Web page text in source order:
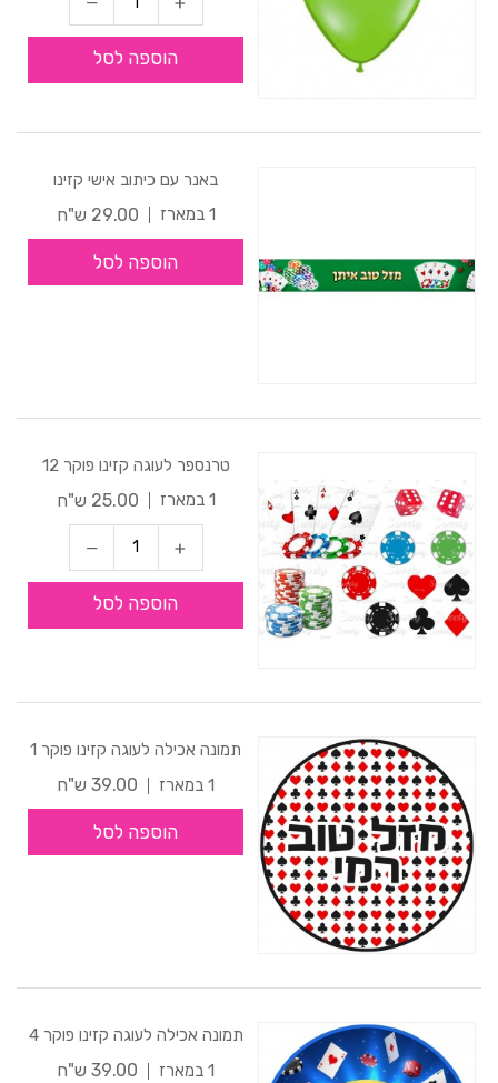
הוספה לסל
באנר עם כיתוב אישי קזינו
1 במארז
29.00 ש"ח
הוספה לסל
טרנספר לעוגה קזינו פוקר 12
1 במארז
25.00 ש"ח
הוספה לסל
תמונה אכילה לעוגה קזינו פוקר 1
1 במארז
39.00 ש"ח
הוספה לסל
תמונה אכילה לעוגה קזינו פוקר 4
1 במארז
39.00 ש"ח